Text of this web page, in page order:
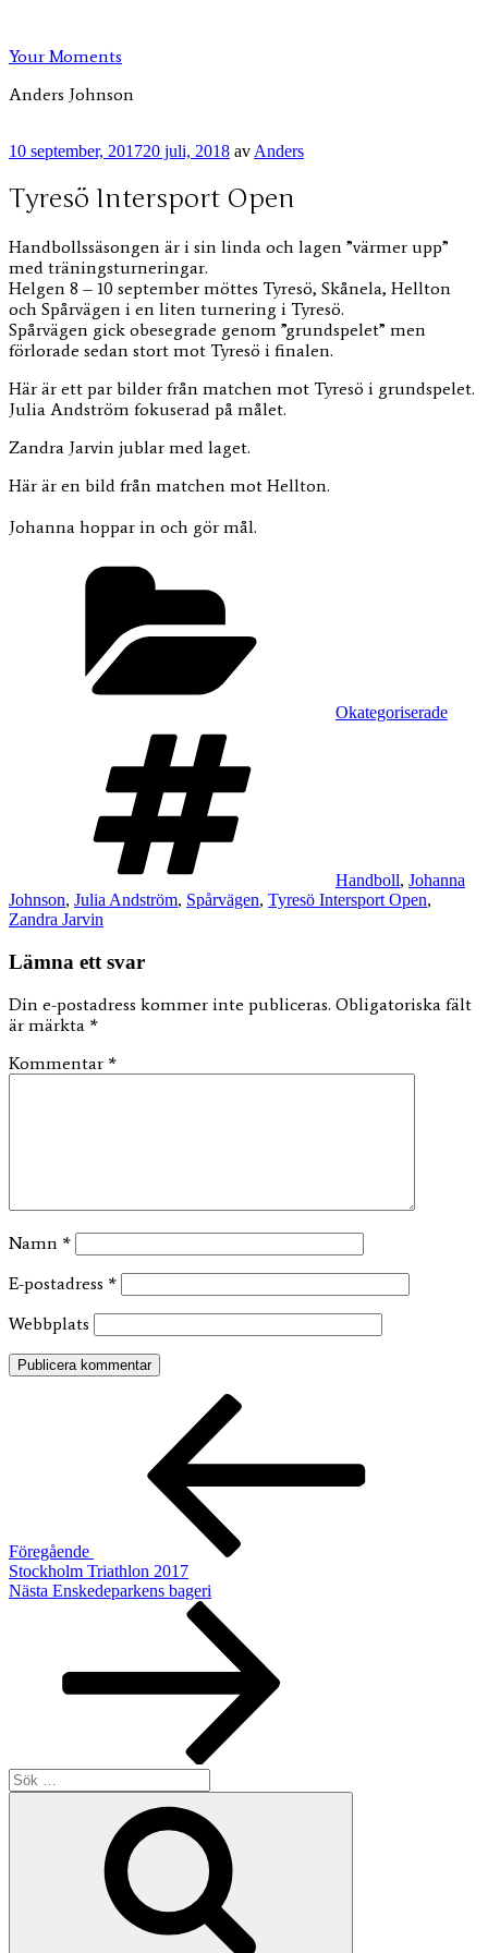
innehåll
Your Moments
Anders Johnson
Publicerat
10 september, 201720 juli, 2018 av Anders
Tyresö Intersport Open
Handbollssäsongen är i sin linda och lagen ”värmer upp”
med träningsturneringar.
Helgen 8 – 10 september möttes Tyresö, Skånela, Hellton
och Spårvägen i en liten turnering i Tyresö.
Spårvägen gick obesegrade genom ”grundspelet” men
förlorade sedan stort mot Tyresö i finalen.
Här är ett par bilder från matchen mot Tyresö i grundspelet.
Julia Andström fokuserad på målet.
Zandra Jarvin jublar med laget.
Här är en bild från matchen mot Hellton.
Johanna hoppar in och gör mål.
Okategoriserade
Handboll, Johanna
Johnson, Julia Andström, Spårvägen, Tyresö Intersport Open,
Zandra Jarvin
Lämna ett svar
Din e-postadress kommer inte publiceras. Obligatoriska fält
är märkta *
Kommentar *
Namn *
E-postadress *
Webbplats
Inläggsnavigering
Föregående
Stockholm Triathlon 2017
Nästa
Nästa Enskedeparkens bageri
Sök
efter: